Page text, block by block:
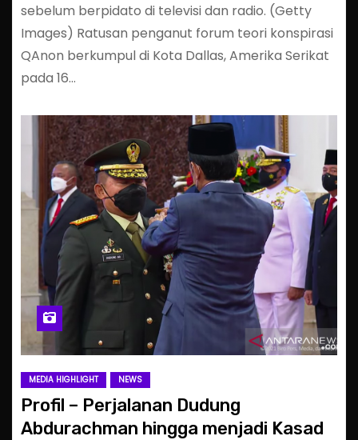
sebelum berpidato di televisi dan radio. (Getty
Images) Ratusan penganut forum teori konspirasi
QAnon berkumpul di Kota Dallas, Amerika Serikat
pada 16…
MEDIA HIGHLIGHT NEWS
Profil – Perjalanan Dudung
Abdurachman hingga menjadi Kasad